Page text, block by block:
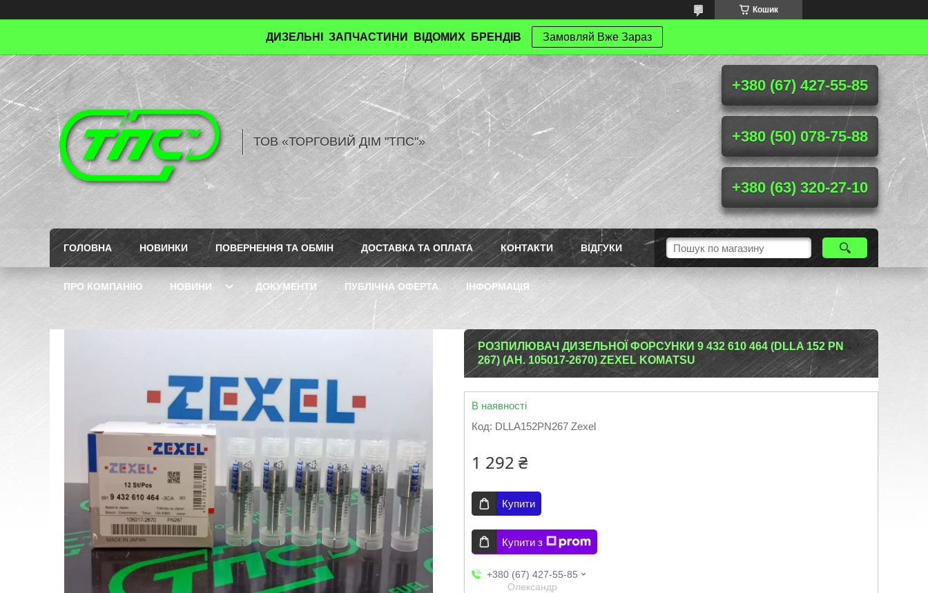
Кошик
ДИЗЕЛЬНІ ЗАПЧАСТИНИ ВІДОМИХ БРЕНДІВ Замовляй Вже Зараз
ТОВ «ТОРГОВИЙ ДІМ "ТПС"»
+380 (67) 427-55-85
+380 (50) 078-75-88
+380 (63) 320-27-10
ГОЛОВНА НОВИНКИ ПОВЕРНЕННЯ ТА ОБМІН ДОСТАВКА ТА ОПЛАТА КОНТАКТИ ВІДГУКИ
ПРО КОМПАНІЮ НОВИНИ ДОКУМЕНТИ ПУБЛІЧНА ОФЕРТА ІНФОРМАЦІЯ
РОЗПИЛЮВАЧ ДИЗЕЛЬНОЇ ФОРСУНКИ 9 432 610 464 (DLLA 152 PN
267) (АН. 105017-2670) ZEXEL KOMATSU
В наявності
Код: DLLA152PN267 Zexel
1 292 ₴
Купити
Купити з
+380 (67) 427-55-85
Олександр